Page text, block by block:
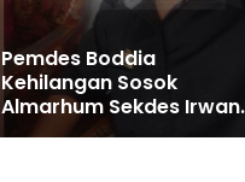
Pemdes Boddia
Kehilangan Sosok
Almarhum Sekdes Irwan
Dg Lapang